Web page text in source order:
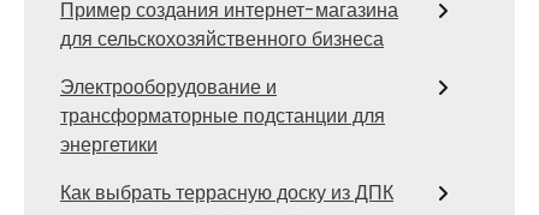
Пример создания интернет-магазина
для сельскохозяйственного бизнеса
Электрооборудование и
трансформаторные подстанции для
энергетики
Как выбрать террасную доску из ДПК